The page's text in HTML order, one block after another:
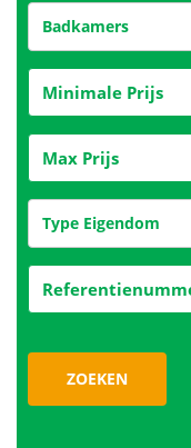
Badkamers
Type Eigendom
ZOEKEN